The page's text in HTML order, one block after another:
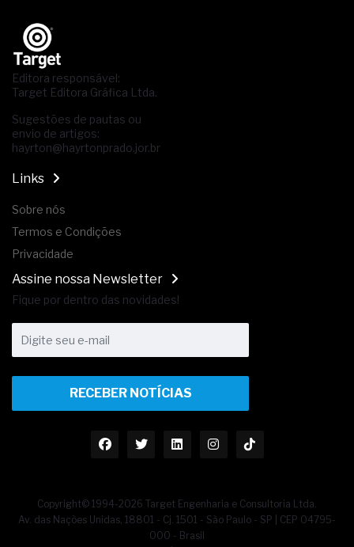
Editora responsável:
Target Editora Gráfica Ltda.
Sugestões de pautas ou
envio de artigos:
hayrton@hayrtonprado.jor.br
Links
Sobre nós
Termos e Condições
Privacidade
Assine nossa Newsletter
Fique por dentro das novidades!
RECEBER NOTÍCIAS
Copyright© 1994-2026 Target Engenharia e Consultoria Ltda.
Av. das Nações Unidas, 18801 - Cj. 1501 - São Paulo - SP | CEP 04795-
000 - Brasil